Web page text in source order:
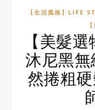
【生活風格】LIFE
【美髮
沐尼黑無
然捲粗